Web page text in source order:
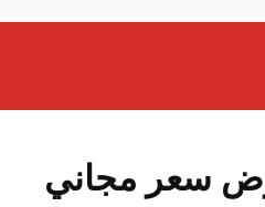
سعر مجاني